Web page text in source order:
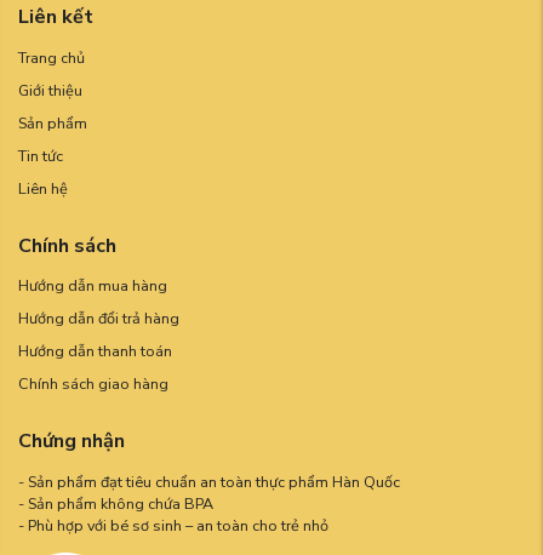
Liên kết
Trang chủ
Giới thiệu
Sản phẩm
Tin tức
Liên hệ
Chính sách
Hướng dẫn mua hàng
Hướng dẫn đổi trả hàng
Hướng dẫn thanh toán
Chính sách giao hàng
Chứng nhận
- Sản phẩm đạt tiêu chuẩn an toàn thực phẩm Hàn Quốc
- Sản phẩm không chứa BPA
- Phù hợp với bé sơ sinh – an toàn cho trẻ nhỏ